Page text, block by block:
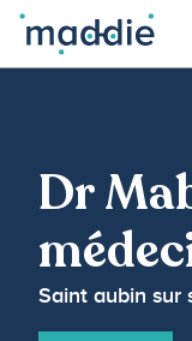
Dr
Saint aubin sur